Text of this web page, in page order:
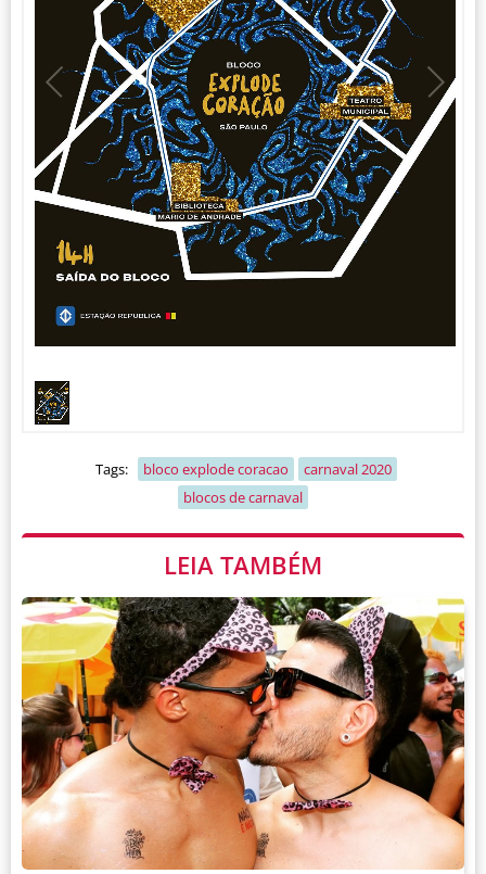
1 1
Tags: bloco explode coracao
carnaval 2020
blocos de carnaval
LEIA TAMBÉM